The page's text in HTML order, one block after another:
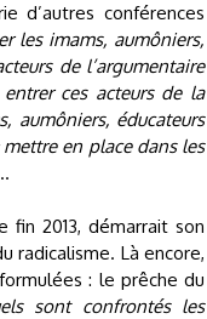
d’autres conférences
les imams, aumôniers,
de l’argumentaire
ces acteurs de la
aumôniers, éducateurs
mettre en place dans les
fin 2013, démarrait son
radicalisme. Là encore,
: le prêche du
sont confrontés les